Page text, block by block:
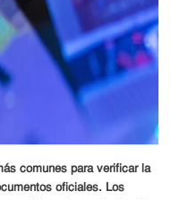
comunes para verificar la
oficiales. Los